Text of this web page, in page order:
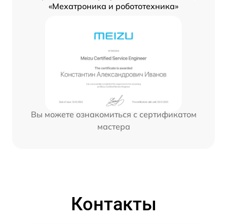
«Мехатроника и робототехника»
Вы можете ознакомиться с сертификатом
мастера
Контакты